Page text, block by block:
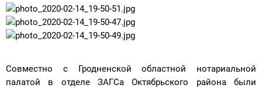
Совместно с Гродненской областной нотариальной
палатой в отделе ЗАГСа Октябрьского района были